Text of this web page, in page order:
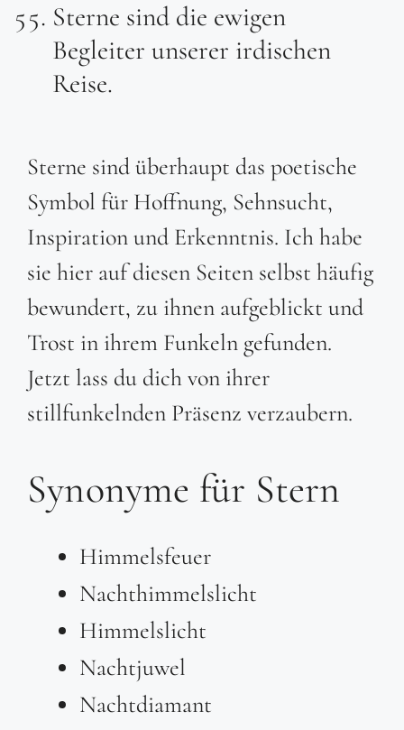
Sterne sind die ewigen
Begleiter unserer irdischen
Reise.
Sterne sind überhaupt das poetische
Symbol für Hoffnung, Sehnsucht,
Inspiration und Erkenntnis. Ich habe
sie hier auf diesen Seiten selbst häufig
bewundert, zu ihnen aufgeblickt und
Trost in ihrem Funkeln gefunden.
Jetzt lass du dich von ihrer
stillfunkelnden Präsenz verzaubern.
Synonyme für Stern
Himmelsfeuer
Nachthimmelslicht
Himmelslicht
Nachtjuwel
Nachtdiamant